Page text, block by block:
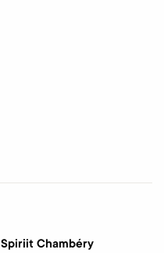
Spiriit Chambéry